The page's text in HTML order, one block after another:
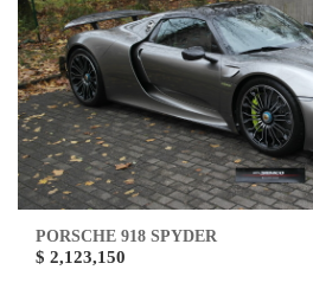
PORSCHE 918 SPYDER
$ 2,123,150